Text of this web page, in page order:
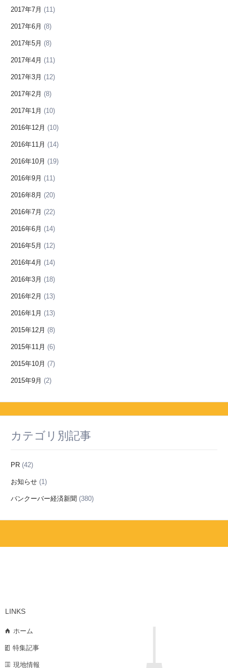
2017年7月 (11)
2017年6月 (8)
2017年5月 (8)
2017年4月 (11)
2017年3月 (12)
2017年2月 (8)
2017年1月 (10)
2016年12月 (10)
2016年11月 (14)
2016年10月 (19)
2016年9月 (11)
2016年8月 (20)
2016年7月 (22)
2016年6月 (14)
2016年5月 (12)
2016年4月 (14)
2016年3月 (18)
2016年2月 (13)
2016年1月 (13)
2015年12月 (8)
2015年11月 (6)
2015年10月 (7)
2015年9月 (2)
カテゴリ別記事
PR (42)
お知らせ (1)
バンクーバー経済新聞 (380)
LINKS
ホーム
特集記事
現地情報